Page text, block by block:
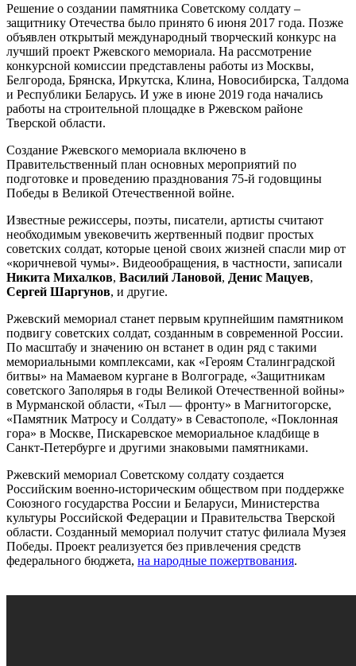
Решение о создании памятника Советскому солдату –
защитнику Отечества было принято 6 июня 2017 года. Позже
объявлен открытый международный творческий конкурс на
лучший проект Ржевского мемориала. На рассмотрение
конкурсной комиссии представлены работы из Москвы,
Белгорода, Брянска, Иркутска, Клина, Новосибирска, Талдома
и Республики Беларусь. И уже в июне 2019 года начались
работы на строительной площадке в Ржевском районе
Тверской области.
Создание Ржевского мемориала включено в
Правительственный план основных мероприятий по
подготовке и проведению празднования 75-й годовщины
Победы в Великой Отечественной войне.
Известные режиссеры, поэты, писатели, артисты считают
необходимым увековечить жертвенный подвиг простых
советских солдат, которые ценой своих жизней спасли мир от
«коричневой чумы». Видеообращения, в частности, записали
Никита Михалков, Василий Лановой, Денис Мацуев,
Сергей Шаргунов, и другие.
Ржевский мемориал станет первым крупнейшим памятником
подвигу советских солдат, созданным в современной России.
По масштабу и значению он встанет в один ряд с такими
мемориальными комплексами, как «Героям Сталинградской
битвы» на Мамаевом кургане в Волгограде, «Защитникам
советского Заполярья в годы Великой Отечественной войны»
в Мурманской области, «Тыл — фронту» в Магнитогорске,
«Памятник Матросу и Солдату» в Севастополе, «Поклонная
гора» в Москве, Пискаревское мемориальное кладбище в
Санкт-Петербурге и другими знаковыми памятниками.
Ржевский мемориал Советскому солдату создается
Российским военно-историческим обществом при поддержке
Союзного государства России и Беларуси, Министерства
культуры Российской Федерации и Правительства Тверской
области. Созданный мемориал получит статус филиала Музея
Победы. Проект реализуется без привлечения средств
федерального бюджета, на народные пожертвования.